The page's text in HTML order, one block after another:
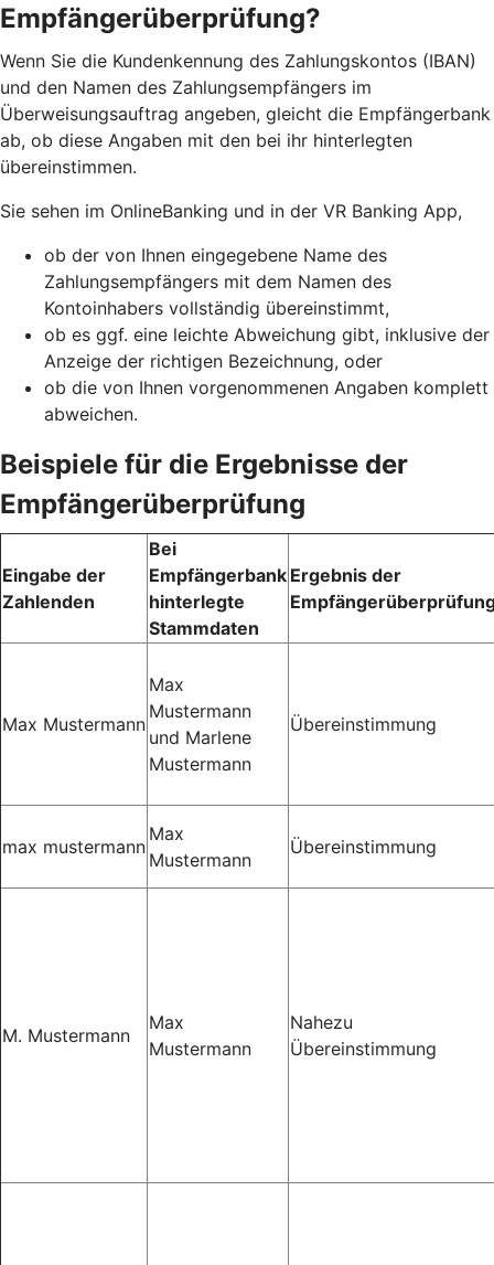
Empfängerüberprüfung?
Wenn Sie die Kundenkennung des Zahlungskontos (IBAN)
und den Namen des Zahlungsempfängers im
Überweisungsauftrag angeben, gleicht die Empfängerbank
ab, ob diese Angaben mit den bei ihr hinterlegten
übereinstimmen.
Sie sehen im OnlineBanking und in der VR Banking App,
ob der von Ihnen eingegebene Name des
Zahlungsempfängers mit dem Namen des
Kontoinhabers vollständig übereinstimmt,
ob es ggf. eine leichte Abweichung gibt, inklusive der
Anzeige der richtigen Bezeichnung, oder
ob die von Ihnen vorgenommenen Angaben komplett
abweichen.
Beispiele für die Ergebnisse der
Empfängerüberprüfung
Eingabe der
Zahlenden
Bei
Empfängerbank
hinterlegte
Stammdaten
Ergebnis der
Max Mustermann
Max
Mustermann
und Marlene
Mustermann
Übereinstimmung
max mustermann
Max
Mustermann
Übereinstimmung
M. Mustermann
Max
Mustermann
Nahezu
Übereinstimmung